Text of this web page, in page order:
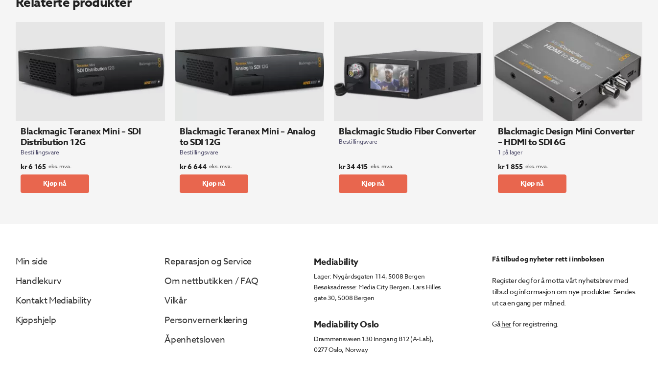
Blackmagic Teranex Mini – SDI
Distribution 12G
Bestillingsvare
kr6 165 eks. mva.
Kjøp nå
Blackmagic Teranex Mini – Analog
to SDI 12G
Bestillingsvare
kr6 644 eks. mva.
Kjøp nå
Blackmagic Studio Fiber Converter
Bestillingsvare
kr34 415 eks. mva.
Kjøp nå
Blackmagic Design Mini Converter
– HDMI to SDI 6G
1 på lager
kr1 855 eks. mva.
Kjøp nå
Min side
Handlekurv
Kontakt Mediability
Kjøpshjelp
Reparasjon og Service
Om nettbutikken / FAQ
Vilkår
Personvernerklæring
Åpenhetsloven
Mediability
Lager: Nygårdsgaten 114, 5008 Bergen
Besøksadresse: Media City Bergen, Lars Hilles
gate 30, 5008 Bergen
Mediability Oslo
Drammensveien 130 Inngang B12 (A-Lab),
0277 Oslo, Norway
Få tilbud og nyheter rett i innboksen
Register deg for å motta vårt nyhetsbrev med
tilbud og informasjon om nye produkter. Sendes
ut ca en gang per måned.
Gåherfor registrering.